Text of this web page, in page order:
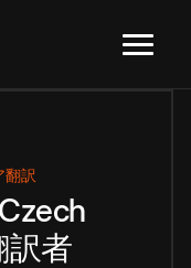
翻訳
Czech
訳者